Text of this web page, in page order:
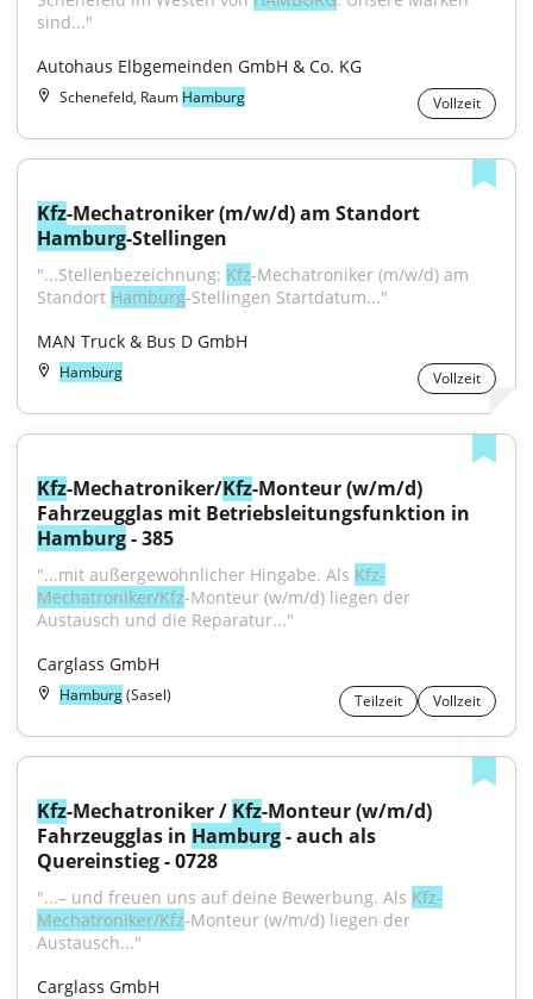
sind..."
Autohaus Elbgemeinden GmbH & Co. KG
Schenefeld, Raum Hamburg Vollzeit
Kfz
Hamburg-Stellingen
"...Stellenbezeichnung: Kfz-Mechatroniker (m/w/d) am
Standort Hamburg-Stellingen Startdatum..."
MAN Truck & Bus D GmbH
Hamburg Vollzeit
Kfz-Mechatroniker/Kfz-Monteur (w/m/d)
Hamburg - 385
"...mit außergewöhnlicher Hingabe. Als Kfz-
Mechatroniker/Kfz-Monteur (w/m/d) liegen der
Austausch und die Reparatur..."
Carglass GmbH
Hamburg(Sasel) Teilzeit Vollzeit
Kfz-Mechatroniker / Kfz-Monteur (w/m/d)
Fahrzeugglas in Hamburg - auch als
Quereinstieg - 0728
"...– und freuen uns auf deine Bewerbung. Als Kfz-
Mechatroniker/Kfz-Monteur (w/m/d) liegen der
Austausch..."
Carglass GmbH